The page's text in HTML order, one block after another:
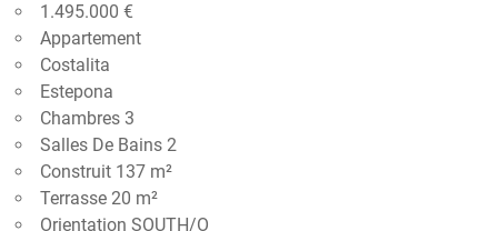
1.495.000 €
Appartement
Costalita
Estepona
Chambres 3
Salles De Bains 2
Construit 137 m²
Terrasse 20 m²
Orientation SOUTH/O